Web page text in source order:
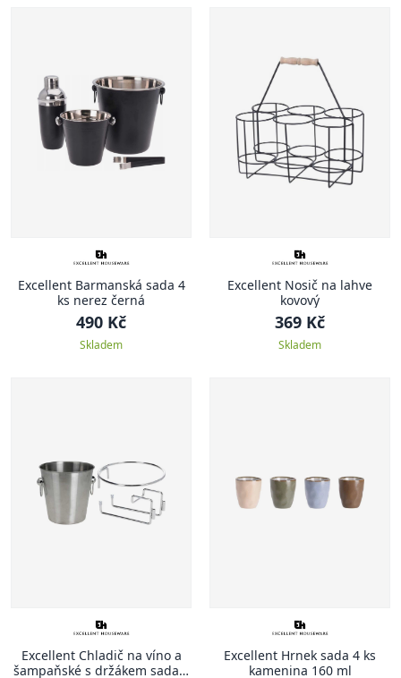
Excellent Barmanská sada 4
ks nerez černá
490 Kč
Skladem
Excellent Nosič na lahve
kovový
369 Kč
Skladem
Excellent Chladič na víno a
šampaňské s držákem sada 3
Excellent Hrnek sada 4 ks
kamenina 160 ml